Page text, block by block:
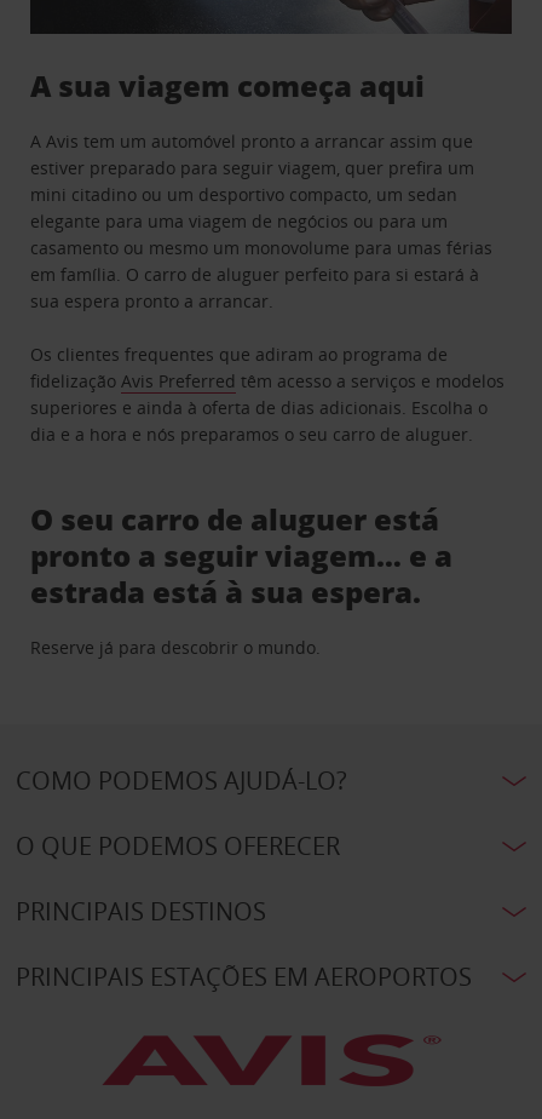
A sua viagem começa aqui
A Avis tem um automóvel pronto a arrancar assim que
estiver preparado para seguir viagem, quer prefira um
mini citadino ou um desportivo compacto, um sedan
elegante para uma viagem de negócios ou para um
casamento ou mesmo um monovolume para umas férias
em família. O carro de aluguer perfeito para si estará à
sua espera pronto a arrancar.
Os clientes frequentes que adiram ao programa de
fidelizaçãoAvis Preferred têm acesso a serviços e modelos
superiores e ainda à oferta de dias adicionais. Escolha o
dia e a hora e nós preparamos o seu carro de aluguer.
O seu carro de aluguer está
pronto a seguir viagem… e a
estrada está à sua espera.
Reserve já para descobrir o mundo.
COMO PODEMOS AJUDÁ-LO?
O QUE PODEMOS OFERECER
PRINCIPAIS DESTINOS
PRINCIPAIS ESTAÇÕES EM AEROPORTOS